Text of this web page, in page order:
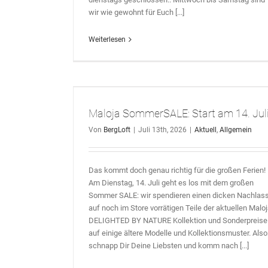
wir wie gewohnt für Euch [...]
Weiterlesen
Maloja SommerSALE: Start am 14.
Von BergLoft Juli 13th, 2026 Aktuell , Allgemein
Das kommt doch genau richtig für die großen Ferien!
Am Dienstag, 14. Juli geht es los mit dem großen
Sommer SALE: wir spendieren einen dicken Nachlass
auf noch im Store vorrätigen Teile der aktuellen
DELIGHTED BY NATURE Kollektion und Sonderpreise
auf einige ältere Modelle und Kollektionsmuster.
schnapp Dir Deine Liebsten und komm nach [...]